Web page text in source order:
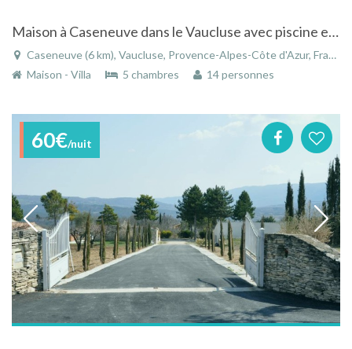
Maison à Caseneuve dans le Vaucluse avec piscine et vue panoramique
Caseneuve (6 km), Vaucluse, Provence-Alpes-Côte d'Azur, France
Maison - Villa
5 chambres 14 personnes
60€/nuit